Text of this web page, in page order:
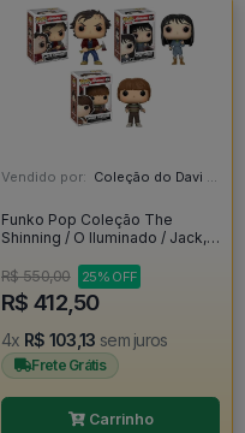
Vendido por: Coleção do Davi - RJ
Funko Pop Coleção The
Shinning / O Iluminado / Jack,
Iluminado #456
R$ 550,00 25% OFF
R$ 412,50
4x R$ 103,13 sem juros
Frete Grátis
Carrinho